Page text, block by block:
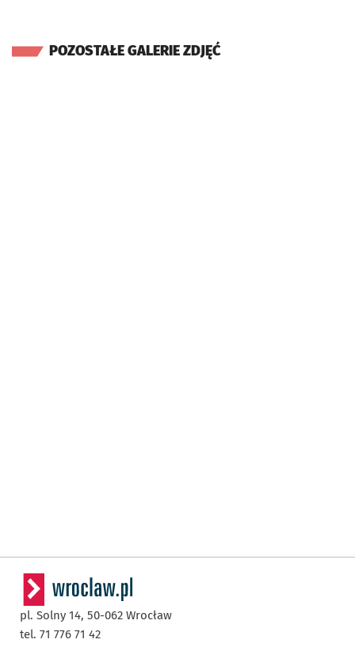
POZOSTAŁE GALERIE ZDJĘĆ
pl. Solny 14, 50-062 Wrocław
tel. 71 776 71 42